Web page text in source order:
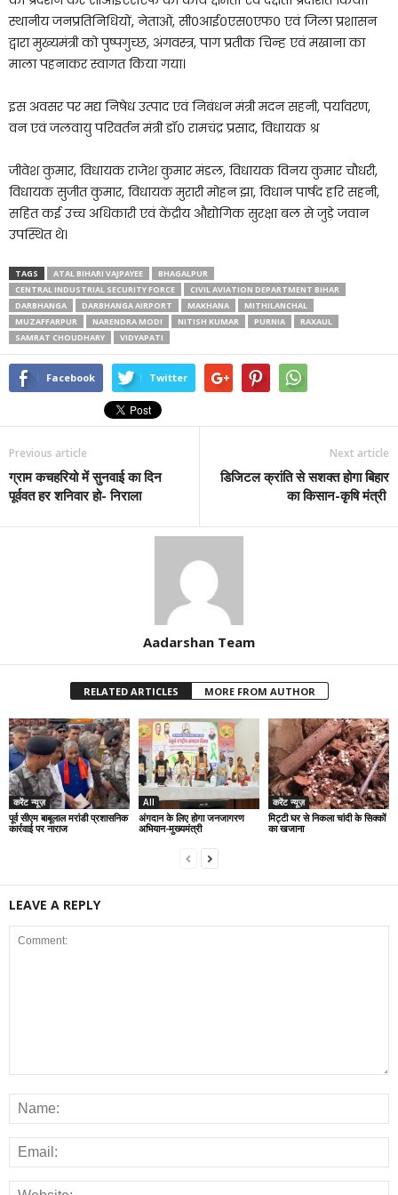
स्थानीय जनप्रतिनिधियों, नेताओं, सी०आई०एस०एफ० एवं जिला प्रशासन
द्वारा मुख्यमंत्री को पुष्पगुच्छ, अंगवस्त्र, पाग प्रतीक चिन्ह एवं मखाना का
माला पहनाकर स्वागत किया गया।
इस अवसर पर मद्य निषेध उत्पाद एवं निबंधन मंत्री मदन सहनी, पर्यावरण,
वन एवं जलवायु परिवर्तन मंत्री डॉ० रामचंद्र प्रसाद, विधायक श्र
जीवेश कुमार, विधायक राजेश कुमार मंडल, विधायक विनय कुमार चौधरी,
विधायक सुजीत कुमार, विधायक मुरारी मोहन झा, विधान पार्षद हरि सहनी,
सहित कई उच्च अधिकारी एवं केंद्रीय औद्योगिक सुरक्षा बल से जुड़े जवान
उपस्थित थे।
TAGS ATAL BIHARI VAJPAYEE
BHAGALPUR
CENTRAL INDUSTRIAL SECURITY FORCE
CIVIL AVIATION DEPARTMENT BIHAR
DARBHANGA
DARBHANGA AIRPORT MAKHANA
MITHILANCHAL
MUZAFFARPUR
NARENDRA MODI NITISH KUMAR PURNIA
RAXAUL
SAMRAT CHOUDHARY
VIDYAPATI
Facebook Twitter
Previous article
ग्राम कचहरियो में सुनवाई का दिन
पूर्ववत हर शनिवार हो- निराला
Next article
डिजिटल क्रांति से सशक्त होगा बिहार
का किसान-कृषि मंत्री
Aadarshan Team
RELATED ARTICLES MORE FROM AUTHOR
करेंट न्यूज़
पूर्व सीएम बाबूलाल मरांडी प्रशासनिक
कार्रवाई पर नाराज
All
अंगदान के लिए होगा जनजागरण
अभियान-मुख्यमंत्री
करेंट न्यूज़
मिट्टी घर से निकला चांदी के सिक्कों
का खजाना
LEAVE A REPLY